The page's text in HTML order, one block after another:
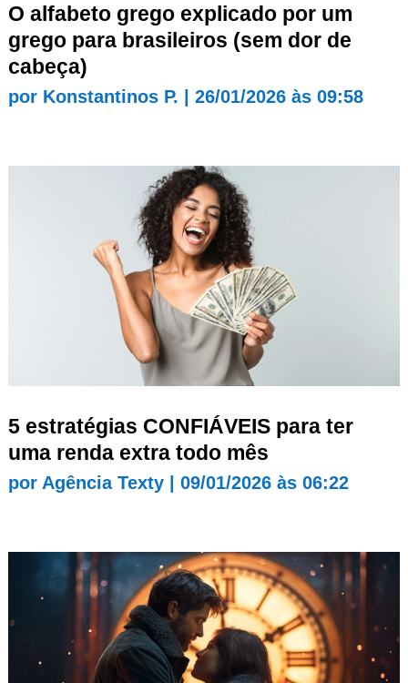
O alfabeto grego explicado por um
grego para brasileiros (sem dor de
cabeça)
por Konstantinos P. 26/01/2026 às 09:58
5 estratégias CONFIÁVEIS para ter
uma renda extra todo mês
por Agência Texty| 09/01/2026 às 06:22